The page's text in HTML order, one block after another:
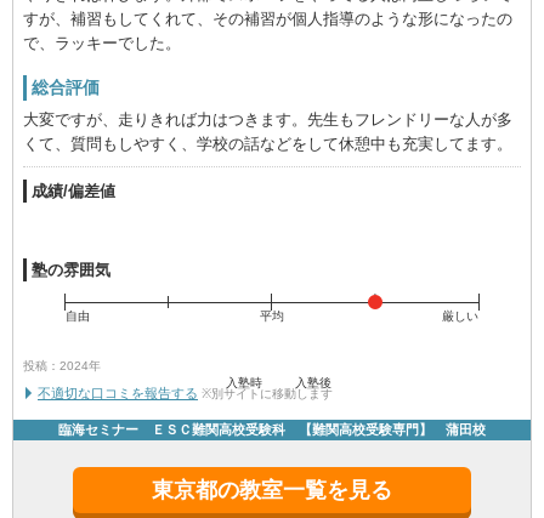
すが、補習もしてくれて、その補習が個人指導のような形になったの
で、ラッキーでした。
総合評価
大変ですが、走りきれば力はつきます。先生もフレンドリーな人が多
くて、質問もしやすく、学校の話などをして休憩中も充実してます。
成績/偏差値
入塾時 入塾後
塾の雰囲気
自由 平均 厳しい
投稿：2024年
不適切な口コミを報告する ※別サイトに移動します
臨海セミナー ＥＳＣ難関高校受験科 【難関高校受験専門】 蒲田校
東京都の教室一覧を見る